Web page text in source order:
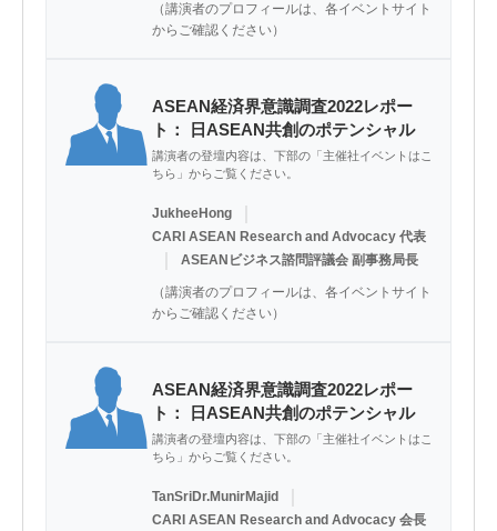
（講演者のプロフィールは、各イベントサイト
からご確認ください）
ASEAN経済界意識調査2022レポー
ト： 日ASEAN共創のポテンシャル
講演者の登壇内容は、下部の「主催社イベントはこ
ちら」からご覧ください。
JukheeHong
CARI ASEAN Research and Advocacy 代表
ASEANビジネス諮問評議会 副事務局長
（講演者のプロフィールは、各イベントサイト
からご確認ください）
ASEAN経済界意識調査2022レポー
ト： 日ASEAN共創のポテンシャル
講演者の登壇内容は、下部の「主催社イベントはこ
ちら」からご覧ください。
TanSriDr.MunirMajid
CARI ASEAN Research and Advocacy 会長